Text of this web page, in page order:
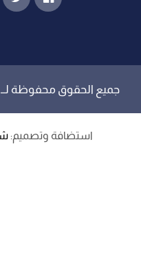
جميع الحقوق محفوظة لــ
استضافة وتصميم: